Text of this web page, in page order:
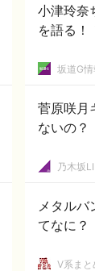
小津玲奈
を語る！
坂道G
菅原咲月
ないの？
乃木坂
メタルバ
てなに？
V系まと